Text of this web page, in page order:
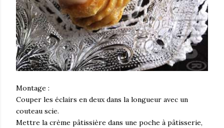
Montage :
Couper les éclairs en deux dans la longueur avec un
couteau scie.
Mettre la crème pâtissière dans une poche à pâtisserie,